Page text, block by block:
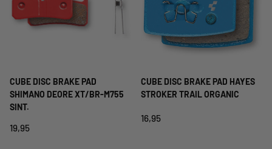
CUBE DISC BRAKE PAD
SHIMANO DEORE XT/BR-M755
SINT.
19,95
CUBE DISC BRAKE PAD HAYES
STROKER TRAIL ORGANIC
16,95